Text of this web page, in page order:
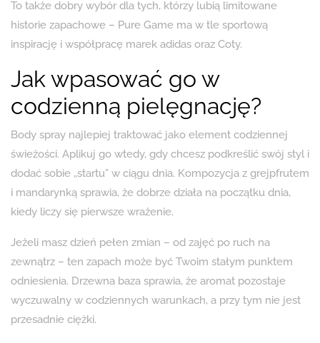
To także dobry wybór dla tych, którzy lubią limitowane
historie zapachowe – Pure Game ma w tle sportową
inspirację i współpracę marek adidas oraz Coty.
Jak wpasować go w
codzienną pielęgnację?
Body spray najlepiej traktować jako element codziennej
świeżości. Aplikuj go wtedy, gdy chcesz podkreślić swój styl i
dodać sobie „startu” w ciągu dnia. Kompozycja z grejpfrutem
i mandarynką sprawia, że dobrze działa na początku dnia,
kiedy liczy się pierwsze wrażenie.
Jeżeli masz dzień pełen zmian – od zajęć po ruch na
zewnątrz – ten zapach może być Twoim stałym punktem
odniesienia. Drzewna baza sprawia, że aromat pozostaje
wyczuwalny w codziennych warunkach, a przy tym nie jest
przesadnie ciężki.